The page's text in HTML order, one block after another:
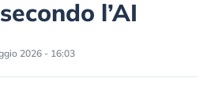
l’AI
2026 - 16:03